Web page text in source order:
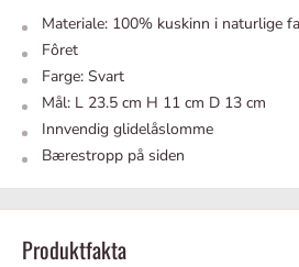
Materiale: 100% kuskinn i naturlige
Fôret
Farge: Svart
Mål: L 23.5 cm H 11 cm D 13 cm
Innvendig glidelåslomme
Bærestropp på siden
Produktfakta